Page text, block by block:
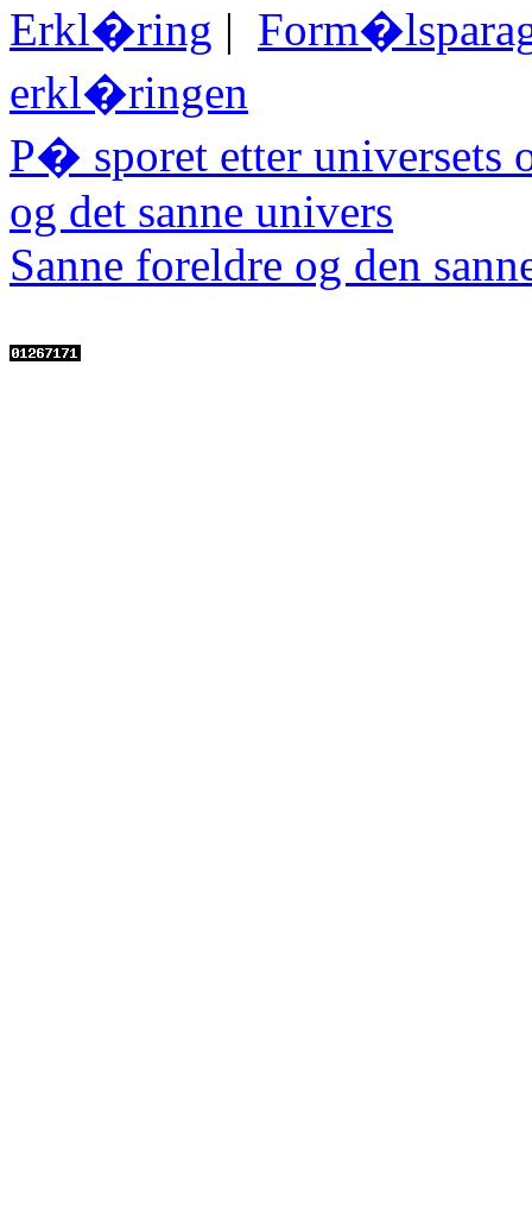
Erkl�ring |
erkl�ringen
P� sporet etter universets
og det sanne univers
Sanne foreldre og den